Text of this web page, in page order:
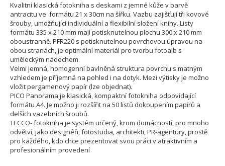
Kvalitní klasická fotokniha s deskami z jemné kůže v barvě
antracitu ve formátu 21 x 30cm na šířku. Vazbu zajišťují tři kovové
šrouby, umožňující individuální a flexibilní složení knihy. Listy
formátu 335 x 210 mm mají potisknutelnou plochu 300 x 210 mm
oboustranně. PFR220 s potisknutelnou povrchovou úpravou na
obou stranách, je optimální materiál pro tvorbu fotoalb s
uměleckým nádechem.
Velmi jemná, homogenní bavlněná struktura povrchu s matným
vzhledem je příjemná na pohled i na dotyk. Mezi výtisky je možno
vložit pergamenový papír (lze objednat).
PICO Panorama je klasická, kompaktní fotokniha odpovídající
formátu A4. Je možno ji rozšířit na 50 listů dokoupením papírů a
delších vazebních šroubů.
TECCO- fotokniha je systém určený, krom domácností, pro mnoho
odvětví, jako designéři, fotostudia, architekti, PR-agentury, prostě
pro každého, kdo chce prezentovat svou práci v atraktivním a
profesionálním provedení